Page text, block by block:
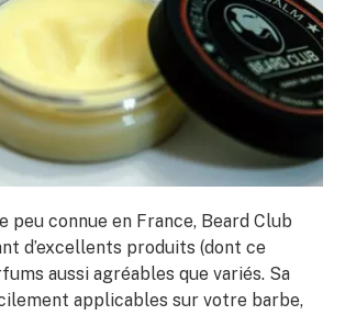
peu connue en France, Beard Club
d’excellents produits (dont ce
aussi agréables que variés. Sa
applicables sur votre barbe,